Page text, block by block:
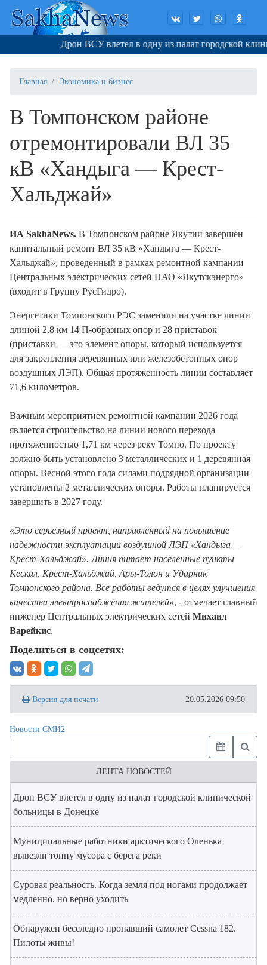
Дрон ВСУ влетел в одну из палат городской
Главная Экономика и бизнес
В Томпонском районе
отремонтировали ВЛ 35
кВ «Хандыга — Крест-
Хальджай»
ИА SakhaNews. В Томпонском районе Якутии завершен
капитальный ремонт ВЛ 35 кВ «Хандыга — Крест-
Хальджай», проведенный в рамках ремонтной кампании
Центральных электрических сетей ПАО «Якутскэнерго»
(входит в Группу РусГидро).
Энергетики Томпонского РЭС заменили на участке линии
длиной 2,8 км 14 П-образных опор и 28 приставок
(приставки — это элемент опоры, который используется
для закрепления деревянных или железобетонных опор
воздушных ЛЭП). Общая протяженность линии составляет
71,6 километров.
Важным мероприятием ремонтной кампании 2026 года
является строительство на линии нового перехода
протяженностью 1,71 км через реку Томпо. По проекту
должно быть установлено 3 металлических и 1 деревянная
опоры. Весной этого года силами подрядной организации
установлены 2 металлических опоры. Работы планируется
завершить в 2027 году.
«Это серьезный проект, направленный на повышение
надежности эксплуатации воздушной ЛЭП «Хандыга —
Крест-Хальджай». Линия питает населенные пункты
Кескил, Крест-Хальджай, Ары-Толон и Ударник
Томпонского района. Все работы ведутся в целях улучшения
качества электроснабжения жителей», - отмечает главный
инженер Центральных электрических сетей Михаил
Варейкис.
Поделиться в соцсетях:
Версия для печати 20.05.2026 09:50
Новости СМИ2
ЛЕНТА НОВОСТЕЙ
Дрон ВСУ влетел в одну из палат городской клинической
больницы в Донецке
Муниципальные работники арктического Оленька
вывезли тонну мусора с берега реки
Суровая реальность. Когда земля под ногами продолжает
медленно, но верно уходить
Обнаружен бесследно пропавший самолет Cessna 182.
Пилоты живы!